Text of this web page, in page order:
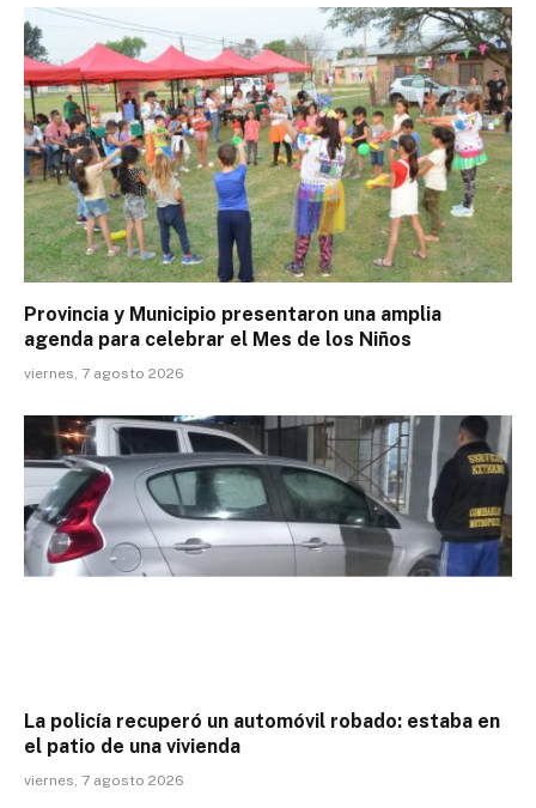
Provincia y Municipio presentaron una amplia
agenda para celebrar el Mes de los Niños
viernes, 7 agosto 2026
La policía recuperó un automóvil robado: estaba en
el patio de una vivienda
viernes, 7 agosto 2026